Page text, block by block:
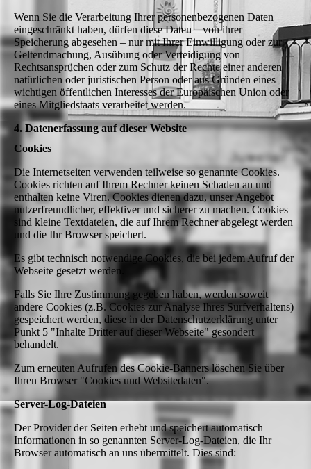
Wenn Sie die Verarbeitung Ihrer personenbezogenen Daten
eingeschränkt haben, dürfen diese Daten – von ihrer
Speicherung abgesehen – nur mit Ihrer Einwilligung oder zur
Geltendmachung, Ausübung oder Verteidigung von
Rechtsansprüchen oder zum Schutz der Rechte einer anderen
natürlichen oder juristischen Person oder aus Gründen eines
wichtigen öffentlichen Interesses der Europäischen Union oder
eines Mitgliedstaats verarbeitet werden.
4. Datenerfassung auf dieser Website
Cookies
Die Internetseiten verwenden teilweise so genannte Cookies.
Cookies richten auf Ihrem Rechner keinen Schaden an und
enthalten keine Viren. Cookies dienen dazu, unser Angebot
nutzerfreundlicher, effektiver und sicherer zu machen. Cookies
sind kleine Textdateien, die auf Ihrem Rechner abgelegt werden
und die Ihr Browser speichert.
Es gibt technisch notwendige Cookies, die bei jedem Aufruf der
Webseite gesetzt werden.
Falls Sie Ihre Zustimmung gegeben haben, werden soweit
andere Cookies (z.B. Cookies zur Analyse Ihres Surfverhaltens)
gespeichert werden, diese in der Datenschutzerklärung unter
Punkt 5 "Inhalte Dritter auf dieser Webseite" gesondert
behandelt.
Zum erneuten Aufrufen des Cookie-Banners löschen Sie über
Ihren Browser "Cookies und Websitedaten".
Server-Log-Dateien
Der Provider der Seiten erhebt und speichert automatisch
Informationen in so genannten Server-Log-Dateien, die Ihr
Browser automatisch an uns übermittelt. Dies sind: